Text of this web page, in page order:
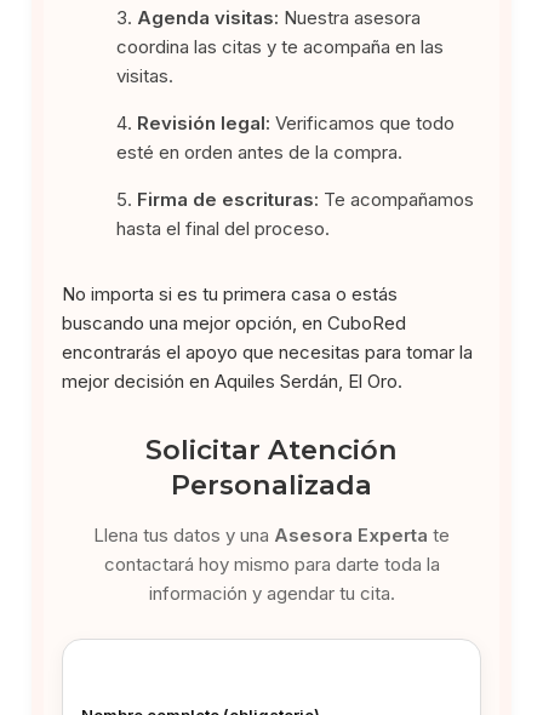
Agenda visitas: Nuestra asesora
coordina las citas y te acompaña en las
visitas.
Revisión legal: Verificamos que todo
esté en orden antes de la compra.
Firma de escrituras: Te acompañamos
hasta el final del proceso.
No importa si es tu primera casa o estás
buscando una mejor opción, en CuboRed
encontrarás el apoyo que necesitas para tomar la
mejor decisión en Aquiles Serdán, El Oro.
Solicitar Atención
Personalizada
Llena tus datos y una Asesora Experta te
contactará hoy mismo para darte toda la
información y agendar tu cita.